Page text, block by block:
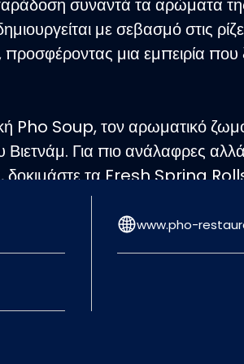
συναντά τα αρώματα
με σεβασμό στις
προσφέροντας μια εμπειρία που
Pho Soup, τον αρωματικό
Βιετνάμ. Για πιο ανάλαφρες
δοκιμάστε τα Fresh Spring
πικάντικα και γεμάτα
Rice Rolls, με ντελικάτη
λάτρεις των πιο πλούσιων και
www.pho-